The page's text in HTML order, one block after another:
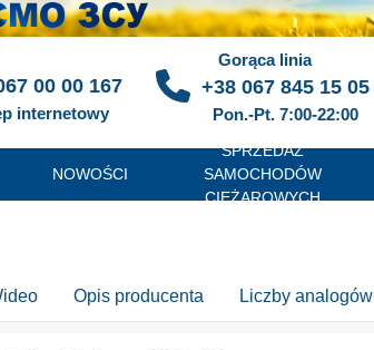
00 00 167
internetowy
Gorąca linia
+38 067 845 15 05
Pon.-Pt. 7:00-22:00
NOWOŚCI
SPRZEDAŻ
SAMOCHODÓW
CIĘŻAROWYCH
Opis producenta Liczby analogów